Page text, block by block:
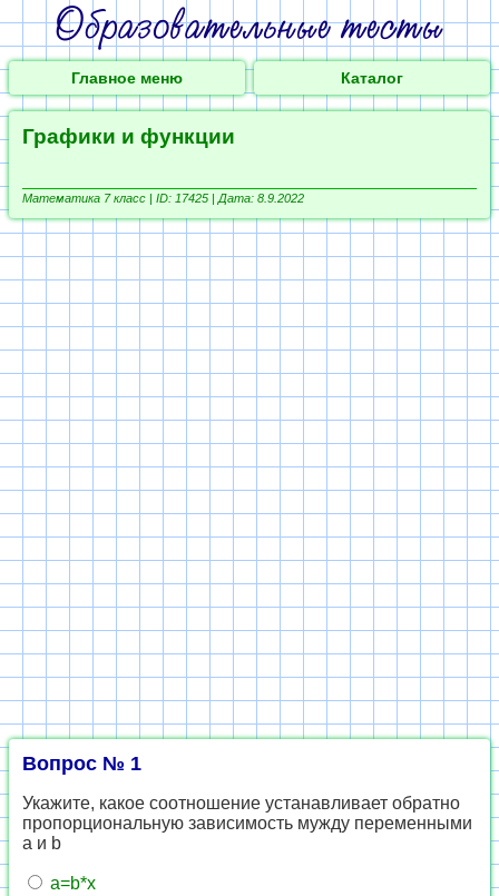
Главное меню Каталог
Графики и функции
Математика 7 класс | ID: 17425 | Дата: 8.9.2022
Вопрос № 1
Укажите, какое соотношение устанавливает обратно
пропорциональную зависимость мужду переменными
a и b
a=b*x